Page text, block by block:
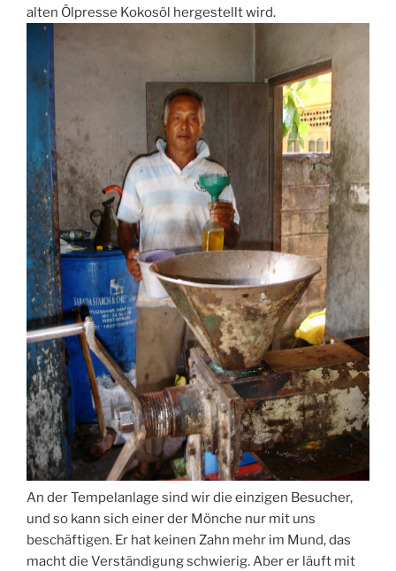
alten Ölpresse Kokosöl hergestellt wird.
An der Tempelanlage sind wir die einzigen Besucher,
und so kann sich einer der Mönche nur mit uns
beschäftigen. Er hat keinen Zahn mehr im Mund, das
macht die Verständigung schwierig. Aber er läuft mit